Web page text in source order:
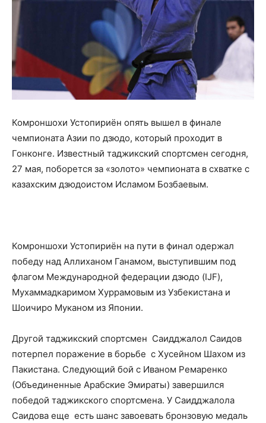
Комроншохи Устопириён опять вышел в финале
чемпионата Азии по дзюдо, который проходит в
Гонконге. Известный таджикский спортсмен сегодня,
27 мая, поборется за «золото» чемпионата в схватке с
казахским дзюдоистом Исламом Бозбаевым.
Комроншохи Устопириён на пути в финал одержал
победу над Аллиханом Ганамом, выступившим под
флагом Международной федерации дзюдо (IJF),
Мухаммадкаримом Хуррамовым из Узбекистана и
Шоичиро Муканом из Японии.
Другой таджикский спортсмен Саидджалол Саидов
потерпел поражение в борьбе с Хусейном Шахом из
Пакистана. Следующий бой с Иваном Ремаренко
(Объединенные Арабские Эмираты) завершился
победой таджикского спортсмена. У Саидджалола
Саидова еще есть шанс завоевать бронзовую медаль